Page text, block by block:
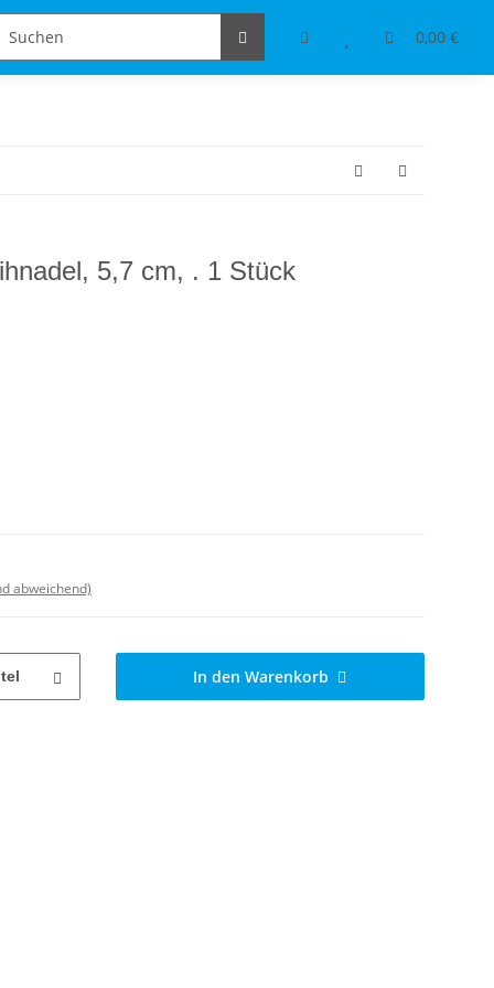
0,00 €
Schmuckdesign Tischdeko & Accessoires
5,7 cm, . 1 Stück
abweichend)
In den Warenkorb